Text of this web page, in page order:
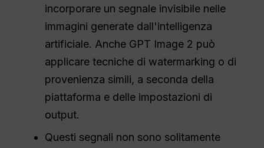
incorporare un segnale invisibile nelle
immagini generate dall'intelligenza
artificiale. Anche GPT Image 2 può
applicare tecniche di watermarking o di
provenienza simili, a seconda della
piattaforma e delle impostazioni di
output.
Questi segnali non sono solitamente